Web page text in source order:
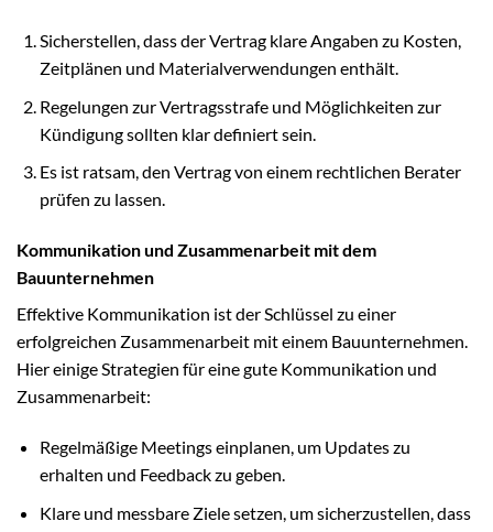
Sicherstellen, dass der Vertrag klare Angaben zu Kosten,
Zeitplänen und Materialverwendungen enthält.
Regelungen zur Vertragsstrafe und Möglichkeiten zur
Kündigung sollten klar definiert sein.
Es ist ratsam, den Vertrag von einem rechtlichen Berater
prüfen zu lassen.
Kommunikation und Zusammenarbeit mit dem
Bauunternehmen
Effektive Kommunikation ist der Schlüssel zu einer
erfolgreichen Zusammenarbeit mit einem Bauunternehmen.
Hier einige Strategien für eine gute Kommunikation und
Zusammenarbeit:
Regelmäßige Meetings einplanen, um Updates zu
erhalten und Feedback zu geben.
Klare und messbare Ziele setzen, um sicherzustellen, dass